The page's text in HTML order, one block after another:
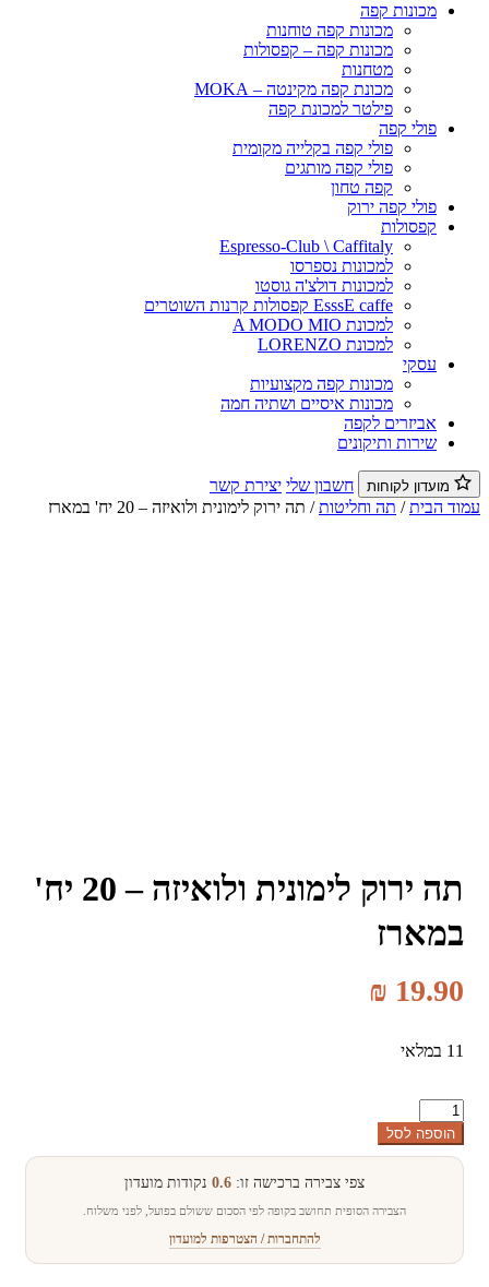
מכונות קפה
מכונות קפה טוחנות
מכונות קפה – קפסולות
מטחנות
מכונת קפה מקינטה – MOKA
פילטר למכונת קפה
פולי קפה
פולי קפה בקלייה מקומית
פולי קפה מותגים
קפה טחון
פולי קפה ירוק
קפסולות
Espresso-Club \ Caffitaly
למכונות נספרסו
למכונות דולצ'ה גוסטו
EsssE caffe קפסולות קרנות השוטרים
למכונת A MODO MIO
למכונת LORENZO
עסקי
מכונות קפה מקצועיות
מכונות איסיים ושתיה חמה
אביזרים לקפה
שירות ותיקונים
חשבון שלי יצירת קשר
הבית/תה וחליטות/ תה ירוק לימונית ולואיזה – 20 יח' במארז
תה ירוק לימונית ולואיזה – 20 יח'
במארז
₪19.90
כמות
ירוק
הוספה לסל
צפי צבירה ברכישה זו:0.6 נקודות מועדון
הצבירה הסופית תחושב בקופה לפי הסכום ששולם בפועל, לפני משלוח.
להתחברות / הצטרפות למועדון